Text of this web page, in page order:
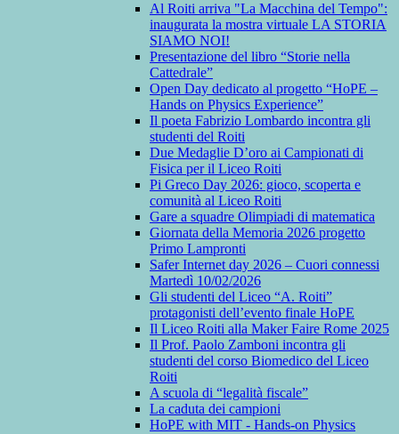
Al Roiti arriva "La Macchina del Tempo":
inaugurata la mostra virtuale LA STORIA
SIAMO NOI!
Presentazione del libro “Storie nella
Cattedrale”
Open Day dedicato al progetto “HoPE –
Hands on Physics Experience”
Il poeta Fabrizio Lombardo incontra gli
studenti del Roiti
Due Medaglie D’oro ai Campionati di
Fisica per il Liceo Roiti
Pi Greco Day 2026: gioco, scoperta e
comunità al Liceo Roiti
Gare a squadre Olimpiadi di matematica
Giornata della Memoria 2026 progetto
Primo Lampronti
Safer Internet day 2026 – Cuori connessi
Martedì 10/02/2026
Gli studenti del Liceo “A. Roiti”
protagonisti dell’evento finale HoPE
Il Liceo Roiti alla Maker Faire Rome 2025
Il Prof. Paolo Zamboni incontra gli
studenti del corso Biomedico del Liceo
Roiti
A scuola di “legalità fiscale”
La caduta dei campioni
HoPE with MIT - Hands-on Physics